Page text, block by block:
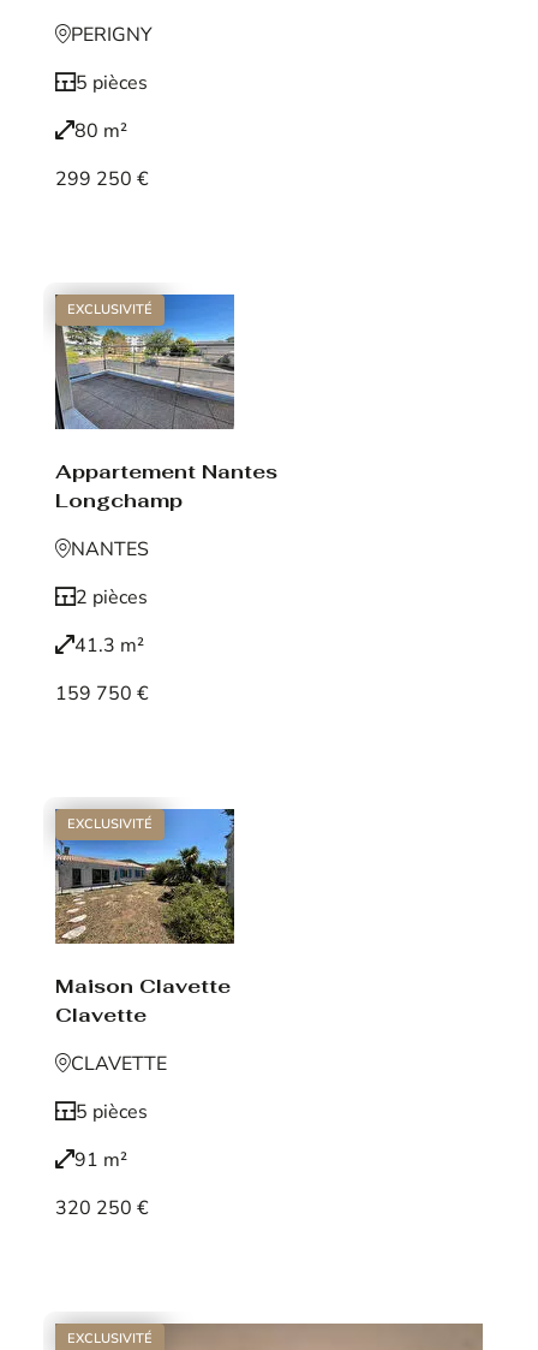
PERIGNY
5 pièces
80 m²
299 250 €
EXCLUSIVITÉ
Appartement Nantes
Longchamp
NANTES
2 pièces
41.3 m²
159 750 €
EXCLUSIVITÉ
Maison Clavette
Clavette
CLAVETTE
5 pièces
91 m²
320 250 €
EXCLUSIVITÉ